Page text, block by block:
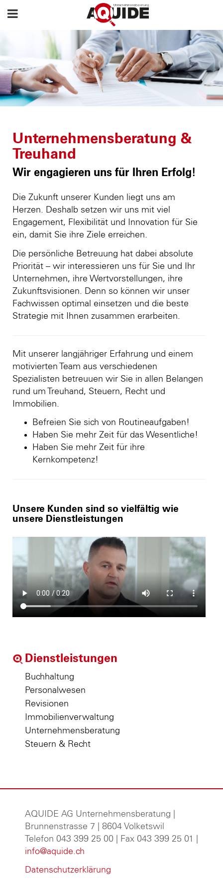
Unternehmensberatung &
Treuhand
Wir engagieren uns für Ihren Erfolg!
Die Zukunft unserer Kunden liegt uns am
Herzen. Deshalb setzen wir uns mit viel
Engagement, Flexibilität und Innovation für Sie
ein, damit Sie ihre Ziele erreichen.
Die persönliche Betreuung hat dabei absolute
Priorität – wir interessieren uns für Sie und Ihr
Unternehmen, ihre Wertvorstellungen, ihre
Zukunftsvisionen. Denn so können wir unser
Fachwissen optimal einsetzen und die beste
Strategie mit Ihnen zusammen erarbeiten.
Mit unserer langjähriger Erfahrung und einem
motivierten Team aus verschiedenen
Spezialisten betreuuen wir Sie in allen Belangen
rund um Treuhand, Steuern, Recht und
Immobilien.
Befreien Sie sich von Routineaufgaben!
Haben Sie mehr Zeit für das Wesentliche!
Haben Sie mehr Zeit für ihre
Kernkompetenz!
Unsere Kunden sind so vielfältig wie
unsere Dienstleistungen
Dienstleistungen
Buchhaltung
Personalwesen
Revisionen
Immobilienverwaltung
Unternehmensberatung
Steuern & Recht
AQUIDE AG Unternehmensberatung
Brunnenstrasse 7 | 8604 Volketswil
Telefon 043 399 25 00 | Fax 043 399 25 01 |
info@aquide.ch
Datenschutzerklärung